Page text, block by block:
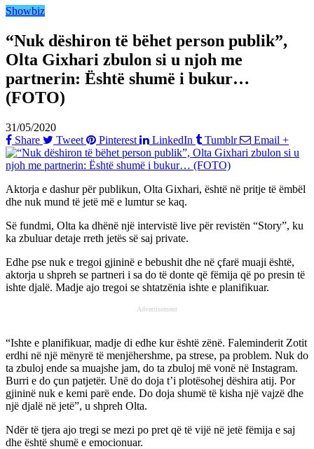
Showbiz
“Nuk dëshiron të bëhet person publik”,
Olta Gixhari zbulon si u njoh me
partnerin: Është shumë i bukur…
(FOTO)
31/05/2020
Share
Tweet Pinterest LinkedIn Tumblr Email +
Aktorja e dashur për publikun, Olta Gixhari, është në pritje të ëmbël
dhe nuk mund të jetë më e lumtur se kaq.
Së fundmi, Olta ka dhënë një intervistë live për revistën “Story”, ku
ka zbuluar detaje rreth jetës së saj private.
Edhe pse nuk e tregoi gjininë e bebushit dhe në çfarë muaji është,
aktorja u shpreh se partneri i sa do të donte që fëmija që po presin të
ishte djalë. Madje ajo tregoi se shtatzënia ishte e planifikuar.
Advertisement
“Ishte e planifikuar, madje di edhe kur është zënë. Faleminderit Zotit
erdhi në një mënyrë të menjëhershme, pa strese, pa problem. Nuk do
ta zbuloj ende sa muajshe jam, do ta zbuloj më vonë në Instagram.
Burri e do çun patjetër. Unë do doja t’i plotësohej dëshira atij. Por
gjininë nuk e kemi parë ende. Do doja shumë të kisha një vajzë dhe
një djalë në jetë”, u shpreh Olta.
Ndër të tjera ajo tregi se mezi po pret që të vijë në jetë fëmija e saj
dhe është shumë e emocionuar.